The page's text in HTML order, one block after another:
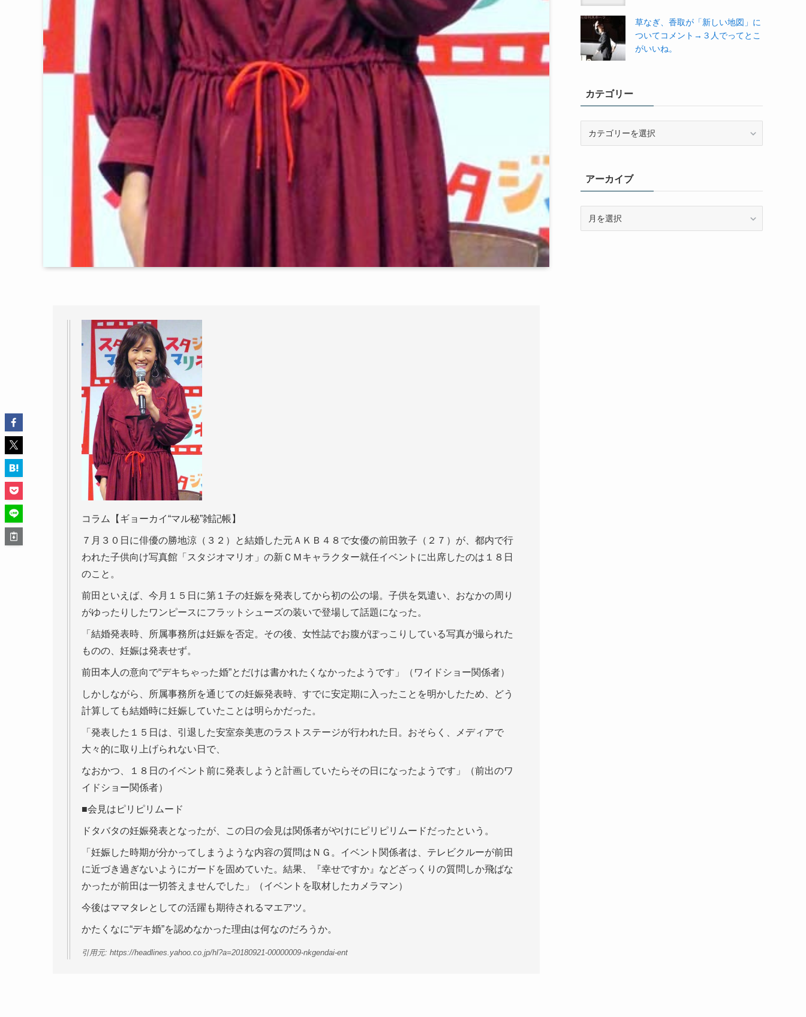
コラム【ギョーカイ“マル秘”雑記帳】
７月３０日に俳優の勝地涼（３２）と結婚した元ＡＫＢ４８で女優の前田敦子（２７）が、都内で行
われた子供向け写真館「スタジオマリオ」の新ＣＭキャラクター就任イベントに出席したのは１８日
のこと。
前田といえば、今月１５日に第１子の妊娠を発表してから初の公の場。子供を気遣い、おなかの周り
がゆったりしたワンピースにフラットシューズの装いで登場して話題になった。
「結婚発表時、所属事務所は妊娠を否定。その後、女性誌でお腹がぽっこりしている写真が撮られた
ものの、妊娠は発表せず。
前田本人の意向で“デキちゃった婚”とだけは書かれたくなかったようです」（ワイドショー関係者）
しかしながら、所属事務所を通じての妊娠発表時、すでに安定期に入ったことを明かしたため、どう
計算しても結婚時に妊娠していたことは明らかだった。
「発表した１５日は、引退した安室奈美恵のラストステージが行われた日。おそらく、メディアで
大々的に取り上げられない日で、
なおかつ、１８日のイベント前に発表しようと計画していたらその日になったようです」（前出のワ
イドショー関係者）
■会見はピリピリムード
ドタバタの妊娠発表となったが、この日の会見は関係者がやけにピリピリムードだったという。
「妊娠した時期が分かってしまうような内容の質問はＮＧ。イベント関係者は、テレビクルーが前田
に近づき過ぎないようにガードを固めていた。結果、『幸せですか』などざっくりの質問しか飛ばな
かったが前田は一切答えませんでした」（イベントを取材したカメラマン）
今後はママタレとしての活躍も期待されるマエアツ。
かたくなに“デキ婚”を認めなかった理由は何なのだろうか。
引用元: https://headlines.yahoo.co.jp/hl?a=20180921-00000009-nkgendai-ent
草なぎ、香取が「新しい地図」に
ついてコメント→３人でってとこ
がいいね。
カテゴリー
ーアーカイブ